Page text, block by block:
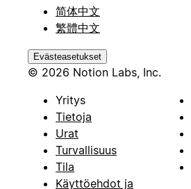
简体中文
繁體中文
Evästeasetukset
© 2026 Notion Labs, Inc.
Yritys
Tietoja
Urat
Turvallisuus
Tila
Käyttöehdot ja